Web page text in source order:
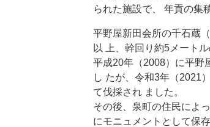
られた施設で、 年貢の集
平野屋新田会所の千石蔵
以 上、幹回り約5メート
平成20年（2008）に平野
し たが、令和3年（2021
て伐採され ました。
その後、泉町の住民によ
にモニュメントとして保